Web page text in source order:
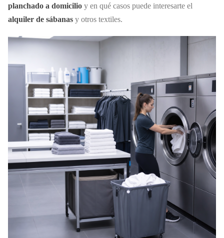
planchado a domicilio y en qué casos puede interesarte el
alquiler de sábanas y otros textiles.